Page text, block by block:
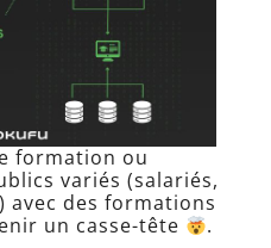
formation ou
variés (salariés,
des formations
un casse-tête
.